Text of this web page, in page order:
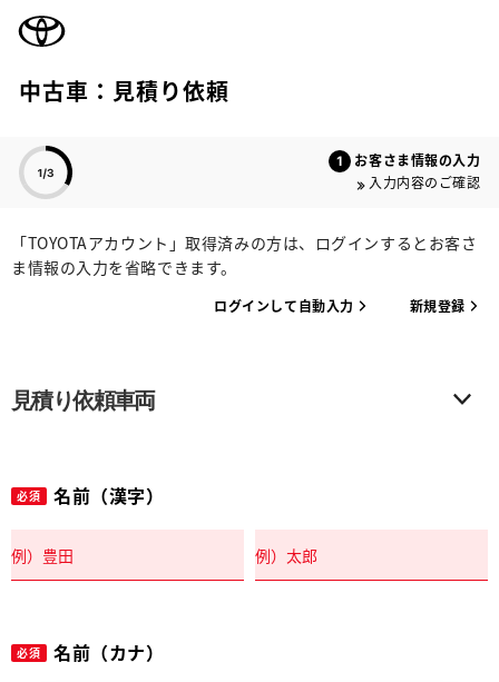
中古車：見積り依頼
お客さま情報の入力
入力内容のご確認
「TOYOTAアカウント」取得済みの方は、ログインするとお客さ
ま情報の入力を省略できます。
ログインして自動入力 新規登録
見積り依頼車両
必須 名前（漢字）
必須 名前（カナ）